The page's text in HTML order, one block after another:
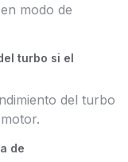
modo de
turbo si el
del turbo
de